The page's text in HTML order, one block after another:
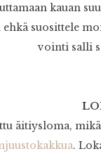
kauan
suosittele
vointi salli
äitiysloma,
.